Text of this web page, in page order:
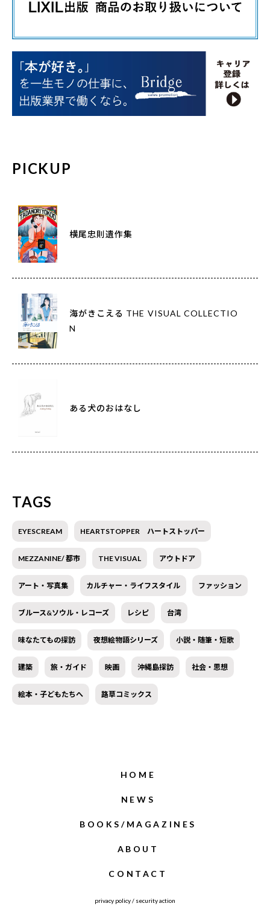
PICKUP
横尾忠則遺作集
海がきこえる THE VISUAL COLLECTIO
N
ある犬のおはなし
TAGS
EYESCREAM HEARTSTOPPER ハートストッパー
MEZZANINE/ 都市 THE VISUAL アウトドア
アート・写真集 カルチャー・ライフスタイル ファッション
ブルース&ソウル・レコーズ レシピ 台湾
味なたてもの探訪 夜想絵物語シリーズ 小説・随筆・短歌
建築 旅・ガイド 映画 沖縄島探訪 社会・思想
絵本・子どもたちへ 路草コミックス
HOME
NEWS
BOOKS/MAGAZINES
ABOUT
CONTACT
privacy policy/ security action